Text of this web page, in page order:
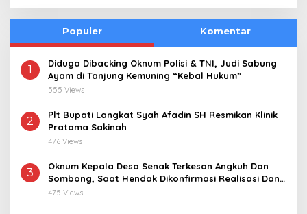
Populer Komentar
1
Diduga Dibacking Oknum Polisi & TNI, Judi Sabung
Ayam di Tanjung Kemuning “Kebal Hukum”
555 Views
2
Plt Bupati Langkat Syah Afadin SH Resmikan Klinik
Pratama Sakinah
476 Views
3
Oknum Kepala Desa Senak Terkesan Angkuh Dan
Sombong, Saat Hendak Dikonfirmasi Realisasi Dana
Desa 2021-2024
475 Views